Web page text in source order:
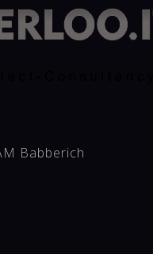
Babberich